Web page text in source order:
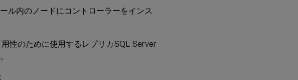
ル内のノードにコントローラーをインス
性のために使用するレプリカSQL Server